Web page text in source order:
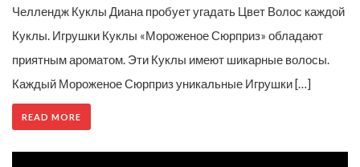
Челлендж Куклы Диана пробует угадать Цвет Волос каждой
Куклы. Игрушки Куклы «Мороженое Сюрприз» обладают
приятным ароматом. Эти Куклы имеют шикарные волосы.
Каждый Мороженое Сюрприз уникальные Игрушки […]
READ MORE